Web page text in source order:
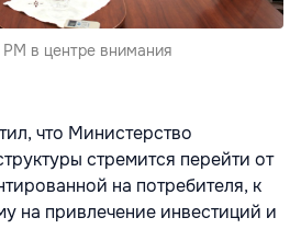
в центре внимания
что Министерство
стремится перейти от
на потребителя, к
на привлечение инвестиций и